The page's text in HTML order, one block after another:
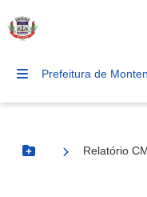
Prefeitura de
Botão Menu
Relatório